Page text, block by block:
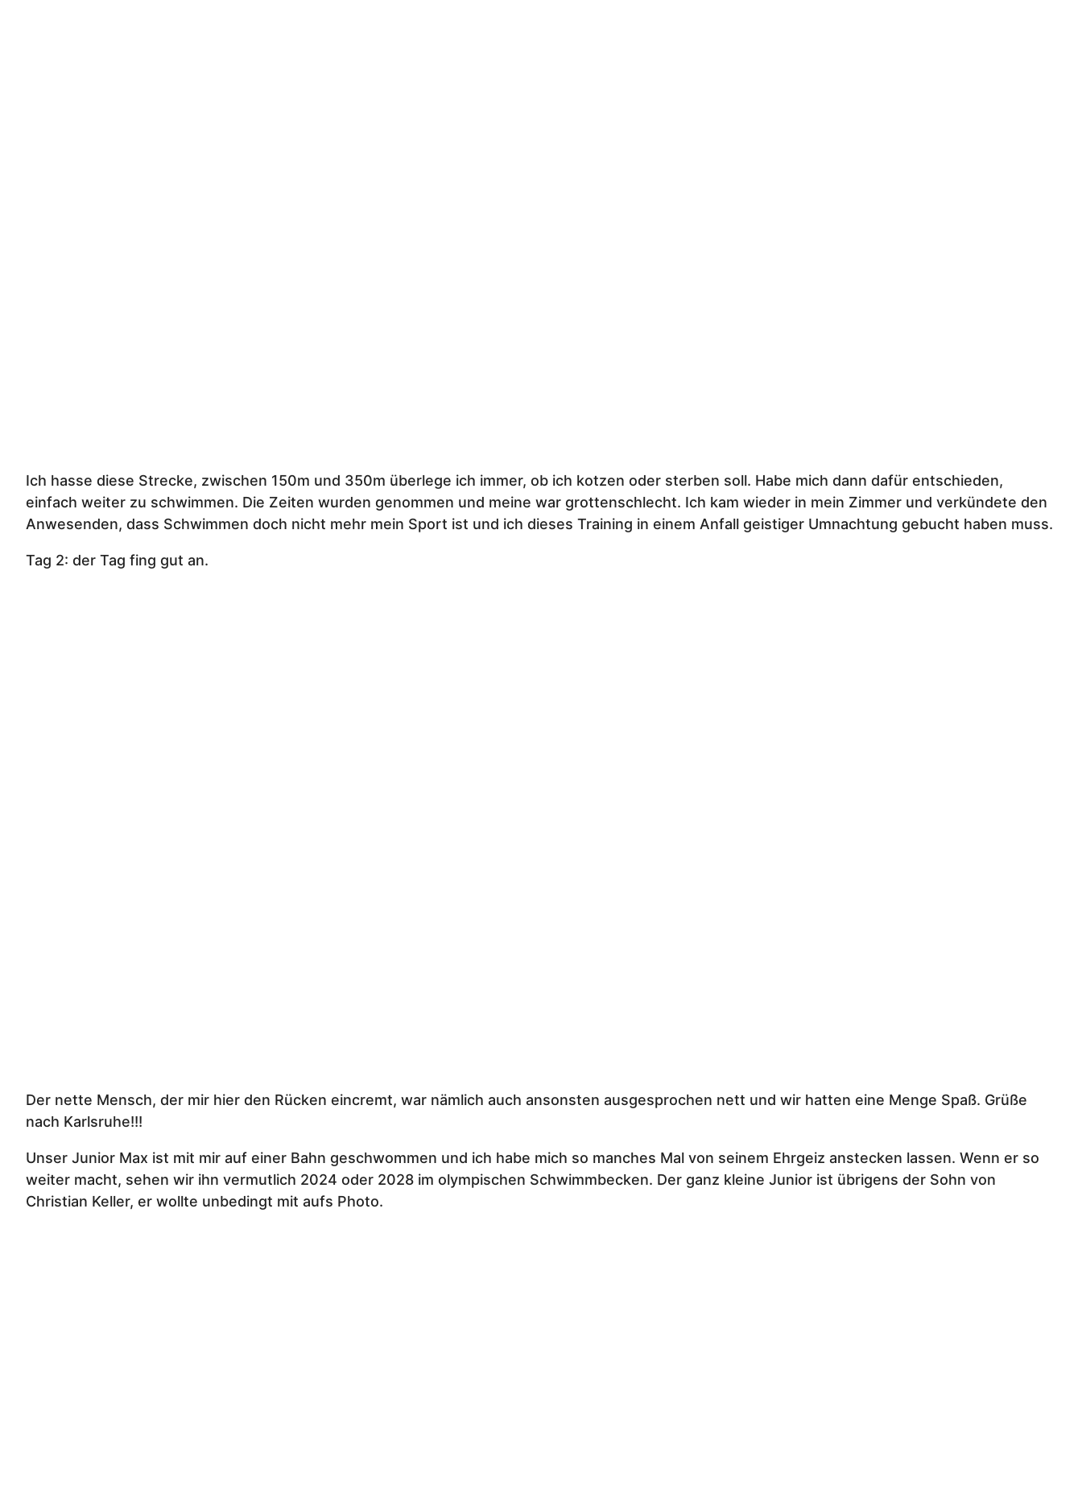
Ich hasse diese Strecke, zwischen 150m und 350m überlege ich immer, ob ich kotzen oder sterben soll. Habe mich dann dafür entschieden,
einfach weiter zu schwimmen. Die Zeiten wurden genommen und meine war grottenschlecht. Ich kam wieder in mein Zimmer und verkündete den
Anwesenden, dass Schwimmen doch nicht mehr mein Sport ist und ich dieses Training in einem Anfall geistiger Umnachtung gebucht haben muss.
Tag 2: der Tag fing gut an.
Der nette Mensch, der mir hier den Rücken eincremt, war nämlich auch ansonsten ausgesprochen nett und wir hatten eine Menge Spaß. Grüße
nach Karlsruhe!!!
Unser Junior Max ist mit mir auf einer Bahn geschwommen und ich habe mich so manches Mal von seinem Ehrgeiz anstecken lassen. Wenn er so
weiter macht, sehen wir ihn vermutlich 2024 oder 2028 im olympischen Schwimmbecken. Der ganz kleine Junior ist übrigens der Sohn von
Christian Keller, er wollte unbedingt mit aufs Photo.